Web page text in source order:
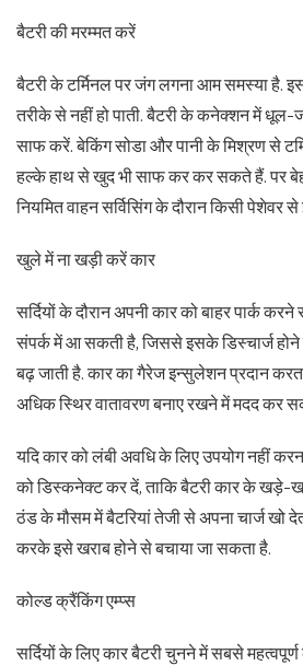
बैटरी की मरम्मत करें
बैटरी के टर्मिनल पर जंग लगना आम समस्या है.
तरीके से नहीं हो पाती. बैटरी के कनेक्शन में
साफ करें. बेकिंग सोडा और पानी के मिश्रण से
हल्के हाथ से खुद भी साफ कर कर सकते हैं. पर
नियमित वाहन सर्विसिंग के दौरान किसी पेशेवर
खुले में ना खड़ी करें कार
सर्दियों के दौरान अपनी कार को बाहर पार्क
संपर्क में आ सकती है, जिससे इसके डिस्चार्ज होने
बढ़ जाती है. कार का गैरेज इन्सुलेशन प्रदान
अधिक स्थिर वातावरण बनाए रखने में मदद कर
यदि कार को लंबी अवधि के लिए उपयोग नहीं
को डिस्कनेक्ट कर दें, ताकि बैटरी कार के खड़े-खड़े
ठंड के मौसम में बैटरियां तेजी से अपना चार्ज खो
करके इसे खराब होने से बचाया जा सकता है.
कोल्ड क्रैंकिंग एम्प्स
सर्दियों के लिए कार बैटरी चुनने में सबसे